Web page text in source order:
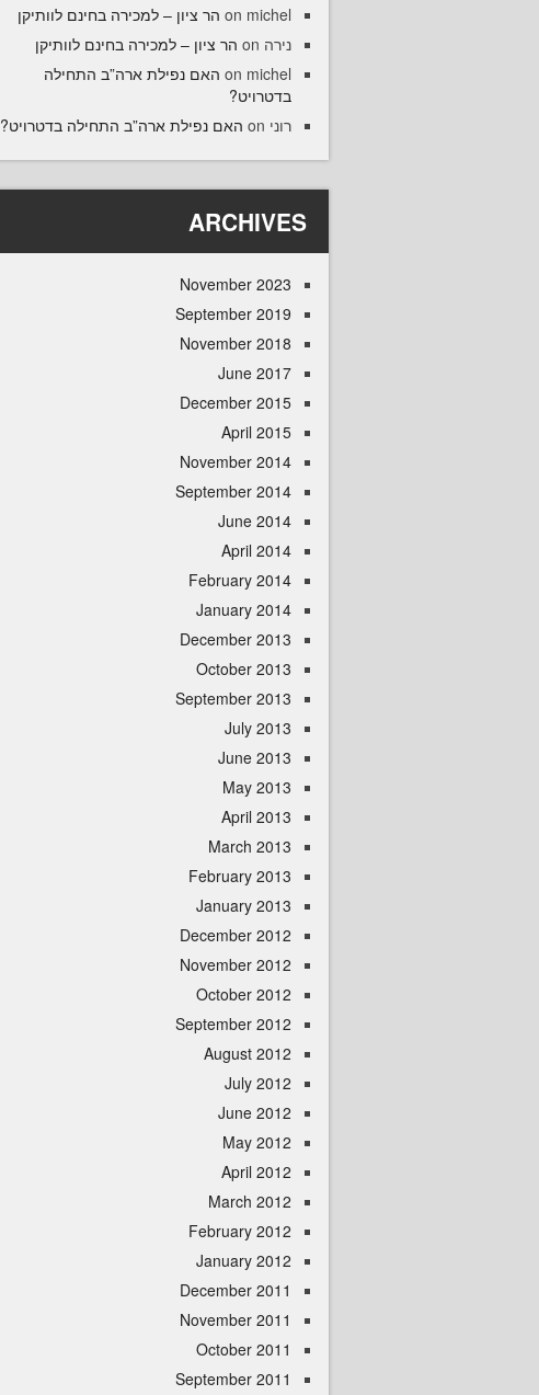
michel
הר ציון – למכירה בחינם לוותיקן
נירה
הר ציון – למכירה בחינם לוותיקן
michel
האם נפילת ארה”ב התחילה
בדטרויט?
רוני
האם נפילת ארה”ב התחילה בדטרויט?
ARCHIVES
November 2023
September 2019
November 2018
June 2017
December 2015
April 2015
November 2014
September 2014
June 2014
April 2014
February 2014
January 2014
December 2013
October 2013
September 2013
July 2013
June 2013
May 2013
April 2013
March 2013
February 2013
January 2013
December 2012
November 2012
October 2012
September 2012
August 2012
July 2012
June 2012
May 2012
April 2012
March 2012
February 2012
January 2012
December 2011
November 2011
October 2011
September 2011